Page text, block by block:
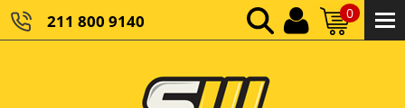
211 800 9140 0